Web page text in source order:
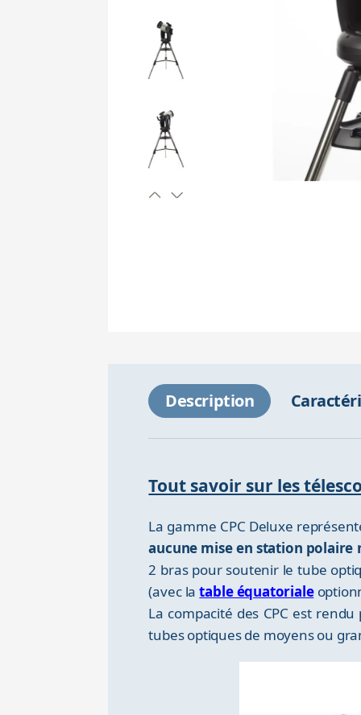
Description
Tout savoir sur les
La gamme CPC Deluxe
aucune mise en station polaire
2 bras pour soutenir le tube
(avec latable équatoriale
La compacité des CPC est
tubes optiques de moyens ou